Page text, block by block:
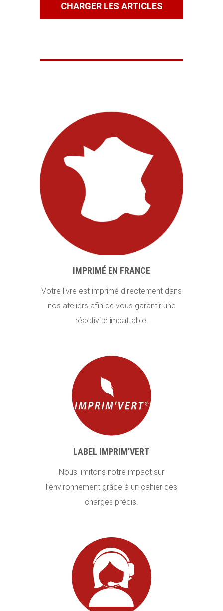
CHARGER LES ARTICLES
IMPRIMÉ EN FRANCE
Votre livre est imprimé directement dans
nos ateliers afin de vous garantir une
réactivité imbattable.
LABEL IMPRIM'VERT
Nous limitons notre impact sur
l’environnement grâce à un cahier des
charges précis.